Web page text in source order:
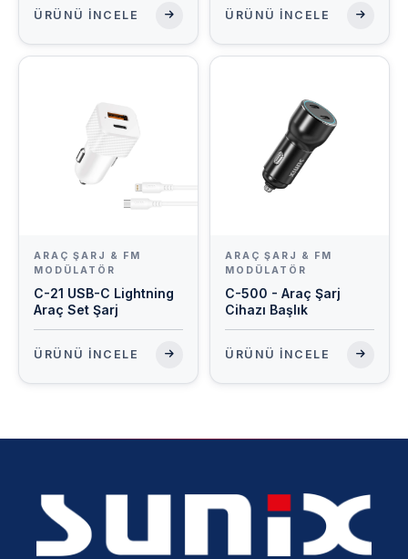
ÜRÜNÜ İNCELE ÜRÜNÜ İNCELE
ARAÇ ŞARJ & FM
MODÜLATÖR
C-21 USB-C Lightning
Araç Set Şarj
ÜRÜNÜ İNCELE
ARAÇ ŞARJ & FM
MODÜLATÖR
C-500 - Araç Şarj
Cihazı Başlık
ÜRÜNÜ İNCELE